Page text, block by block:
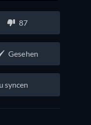
87
Gesehen
syncen